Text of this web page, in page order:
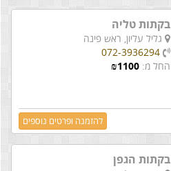
בקתות טליה
גליל עליון, ראש פינה
072-3936294
החל מ:
₪1100
להזמנה ופרטים נוספים
בקתות הגפן